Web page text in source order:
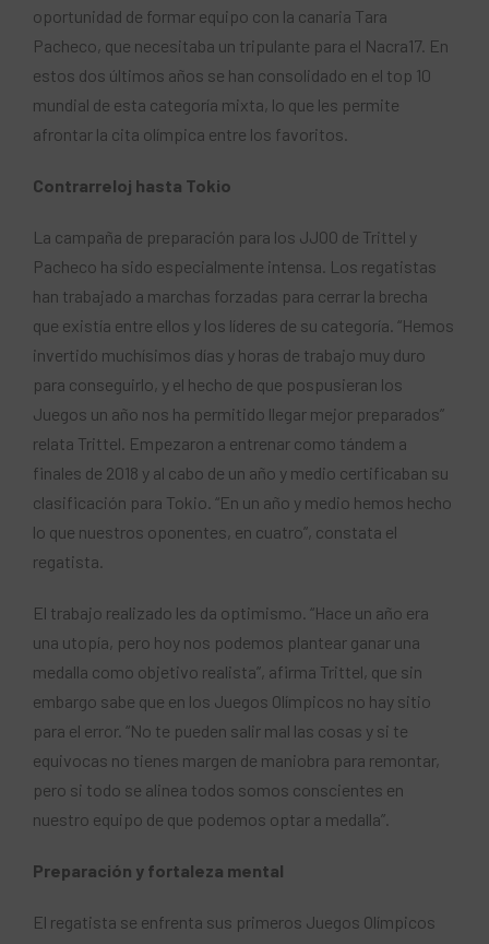
oportunidad de formar equipo con la canaria Tara
Pacheco, que necesitaba un tripulante para el Nacra17. En
estos dos últimos años se han consolidado en el top 10
mundial de esta categoría mixta, lo que les permite
afrontar la cita olímpica entre los favoritos.
Contrarreloj hasta Tokio
La campaña de preparación para los JJOO de Trittel y
Pacheco ha sido especialmente intensa. Los regatistas
han trabajado a marchas forzadas para cerrar la brecha
que existía entre ellos y los líderes de su categoría. “Hemos
invertido muchísimos días y horas de trabajo muy duro
para conseguirlo, y el hecho de que pospusieran los
Juegos un año nos ha permitido llegar mejor preparados”
relata Trittel. Empezaron a entrenar como tándem a
finales de 2018 y al cabo de un año y medio certificaban su
clasificación para Tokio. “En un año y medio hemos hecho
lo que nuestros oponentes, en cuatro”, constata el
regatista.
El trabajo realizado les da optimismo. “Hace un año era
una utopía, pero hoy nos podemos plantear ganar una
medalla como objetivo realista”, afirma Trittel, que sin
embargo sabe que en los Juegos Olímpicos no hay sitio
para el error. “No te pueden salir mal las cosas y si te
equivocas no tienes margen de maniobra para remontar,
pero si todo se alinea todos somos conscientes en
nuestro equipo de que podemos optar a medalla”.
Preparación y fortaleza mental
El regatista se enfrenta sus primeros Juegos Olímpicos